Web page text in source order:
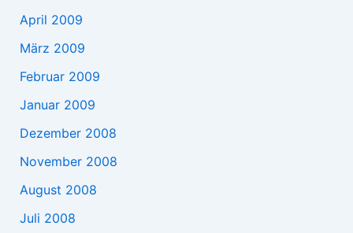
April 2009
März 2009
Februar 2009
Januar 2009
Dezember 2008
November 2008
August 2008
Juli 2008